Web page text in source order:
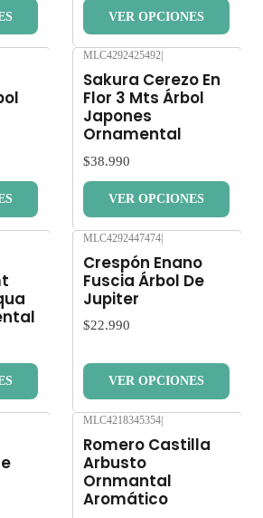
VER OPCIONES
MLC4292425492
Sakura Cerezo En
Flor 3 Mts Árbol
Japones
Ornamental
$38.990
VER OPCIONES
MLC4292447474|
Crespón Enano
Fuscia Árbol De
Jupiter
$22.990
VER OPCIONES
MLC4218345354|
Romero Castilla
Arbusto
Ornmantal
Aromático